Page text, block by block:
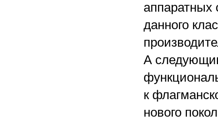
аппаратных
данного
А
к
нового